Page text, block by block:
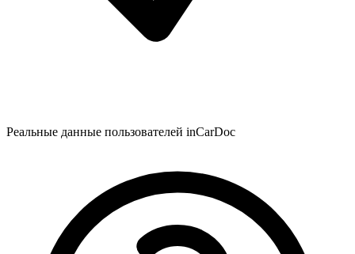
Реальные данные пользователей inCarDoc